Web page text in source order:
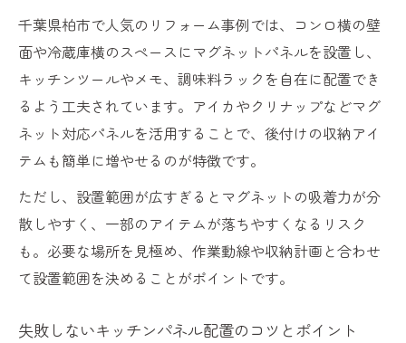
千葉県柏市で人気のリフォーム事例では、コンロ横の壁
面や冷蔵庫横のスペースにマグネットパネルを設置し、
キッチンツールやメモ、調味料ラックを自在に配置でき
るよう工夫されています。アイカやクリナップなどマグ
ネット対応パネルを活用することで、後付けの収納アイ
テムも簡単に増やせるのが特徴です。
ただし、設置範囲が広すぎるとマグネットの吸着力が分
散しやすく、一部のアイテムが落ちやすくなるリスク
も。必要な場所を見極め、作業動線や収納計画と合わせ
て設置範囲を決めることがポイントです。
失敗しないキッチンパネル配置のコツとポイント